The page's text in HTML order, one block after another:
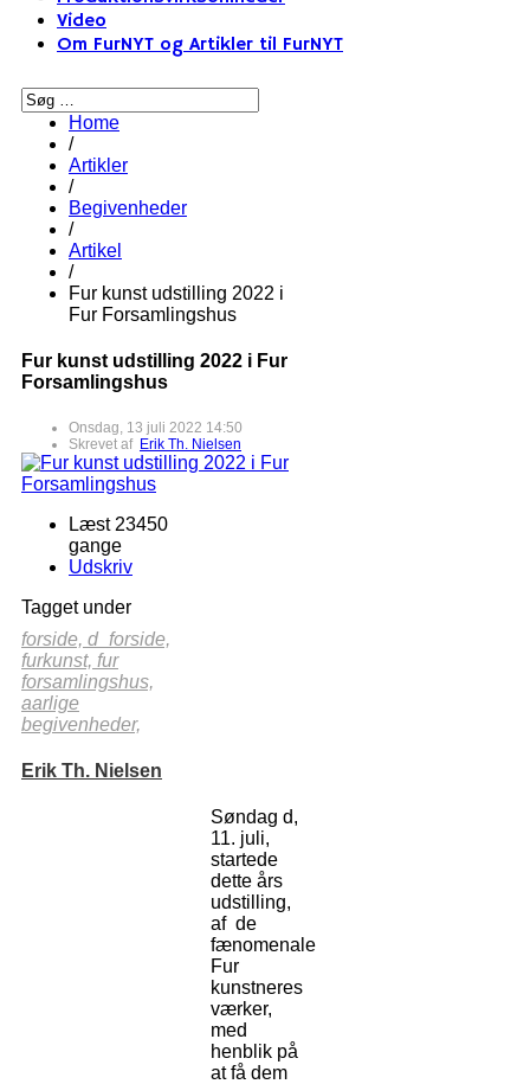
Video
Om FurNYT og Artikler til FurNYT
Home
/
Artikler
/
Begivenheder
/
Artikel
/
Fur kunst udstilling 2022 i
Fur Forsamlingshus
Fur kunst udstilling 2022 i Fur
Forsamlingshus
Onsdag, 13 juli 2022 14:50
Skrevet af Erik Th. Nielsen
Læst 23450
gange
Udskriv
Tagget under
forside, d_forside,
furkunst, fur
forsamlingshus,
aarlige
begivenheder,
Erik Th. Nielsen
Søndag d,
11. juli,
startede
dette års
udstilling,
af de
fænomenale
Fur
kunstneres
værker,
med
henblik på
at få dem